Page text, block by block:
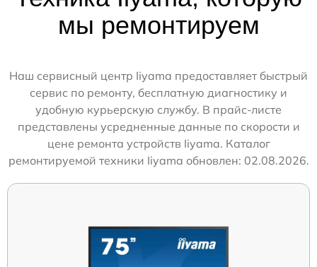
мы ремонтируем
Наш сервисный центр Iiyama предоставляет быстрый
сервис по ремонту, бесплатную диагностику и
удобную курьерскую службу. В прайс-листе
представлены усредненные данные по скорости и
цене ремонта устройств Iiyama. Каталог
ремонтируемой техники Iiyama обновлен: 02.08.2026.